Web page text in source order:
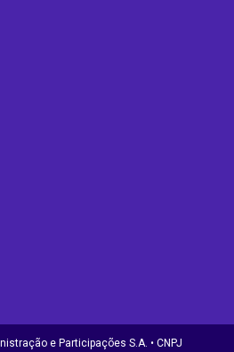
e Participações S.A. • CNPJ